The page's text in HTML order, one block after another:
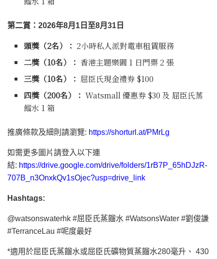
第二賞： 2026年8月 1 日至8月 31 日
頭獎（2名）： 2小時私人派對電車租賃服務
二獎（10名）： 香港主題樂園 1 日門票 2 張
三獎（10名）： 屈臣氏現金禮券 $100
四獎（200名）： Watsmall 優惠券 $30 及 屈臣氏蒸
餾水 1 箱
推廣條款及細則請瀏覽: https://shorturl.at/PMrLg
如需更多圖片請登入以下連
結: https://drive.google.com/drive/folders/1rB7P_65hDJzR-
707B_n3OnxkQv1sOjec?usp=drive_link
Hashtags:
@watsonswaterhk #屈臣氏蒸餾水 #WatsonsWater #劉俊謙
#TerranceLau #呢度最好
*適用於屈臣氏蒸餾水或屈臣氏礦物質蒸餾水280毫升、 430